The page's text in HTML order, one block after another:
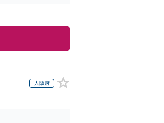
大阪府